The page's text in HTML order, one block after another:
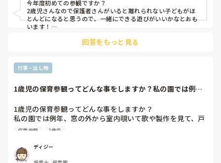
今年度初めての参観ですか？
2歳児さんなので保護者さんがいると離れられない子どもがほ
とんどになると思うので、一緒にできる遊びがいいかなとおも
います！
どもの好きなところを言ってもらう)などしたことがあります！
普段しているおはようの挨拶(私の園はグループごとにおはよう
会というのをしていました)を見てもらうなどもしました！
ます♩
回答をもっと見る
行事・出し物
1歳児の保育参観ってどんな事をしますか？私の園では例
1歳児の保育参観ってどんな事をしますか？
私の園では例年、窓の外から室内覗いて歌や製作を見て、戸
外あそび見てからの、親子で運動会の練習ちょっとして、懇
他の園がどんな事をしているのか気になります‼︎
保育参観 1歳児
ディジー